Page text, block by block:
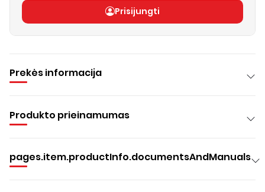
Prisijungti
Prekės informacija
Produkto prieinamumas
pages.item.productInfo.documentsAndManuals